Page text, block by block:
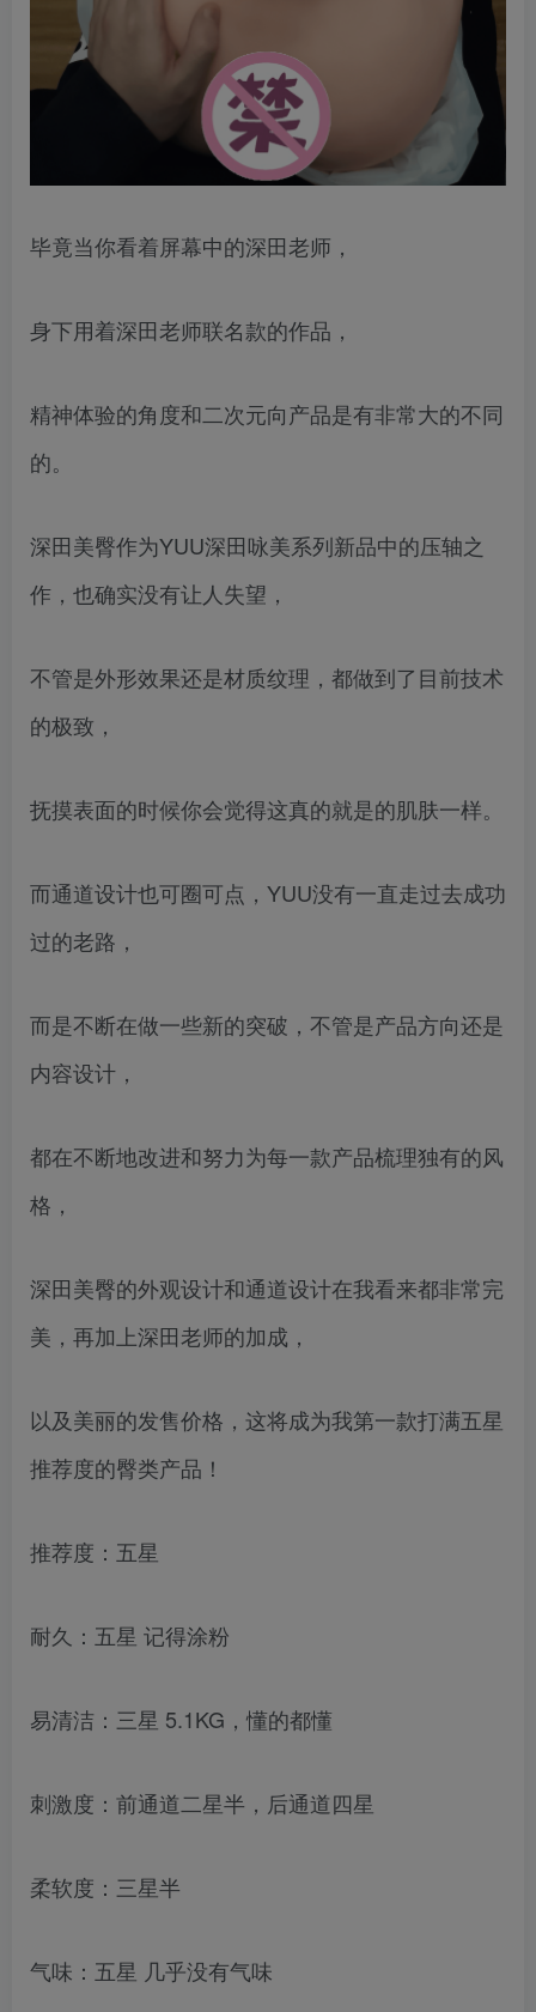
毕竟当你看着屏幕中的深田老师，
身下用着深田老师联名款的作品，
精神体验的角度和二次元向产品是有非常大的不同
的。
深田美臀作为YUU深田咏美系列新品中的压轴之
作，也确实没有让人失望，
不管是外形效果还是材质纹理，都做到了目前技术
的极致，
抚摸表面的时候你会觉得这真的就是的肌肤一样。
而通道设计也可圈可点，YUU没有一直走过去成功
过的老路，
而是不断在做一些新的突破，不管是产品方向还是
内容设计，
都在不断地改进和努力为每一款产品梳理独有的风
格，
深田美臀的外观设计和通道设计在我看来都非常完
美，再加上深田老师的加成，
以及美丽的发售价格，这将成为我第一款打满五星
推荐度的臀类产品！
推荐度：五星
耐久：五星 记得涂粉
易清洁：三星 5.1KG，懂的都懂
刺激度：前通道二星半，后通道四星
柔软度：三星半
气味：五星 几乎没有气味